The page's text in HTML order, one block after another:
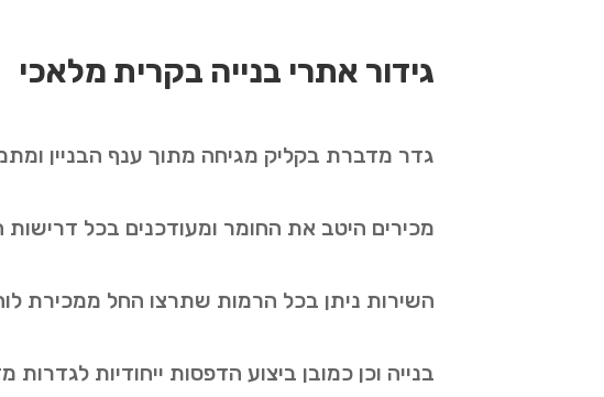
גידור אתרי בנייה בקרית מלאכי
גדר מדברת בקליק מגיחה מתוך ענף הבניין
מכירים היטב את החומר ומעודכנים בכל דרישות
השירות ניתן בכל הרמות שתרצו החל ממכירת
בנייה וכן כמובן ביצוע הדפסות ייחודיות